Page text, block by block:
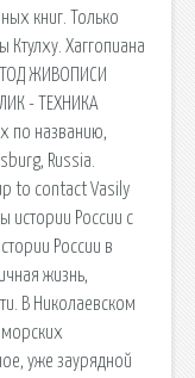
книг. Только
Хаггопиана
ЖИВОПИСИ
- ТЕХНИКА
по названию,
Russia.
to contact Vasily
истории России с
России в
жизнь,
В Николаевском
уже заурядной